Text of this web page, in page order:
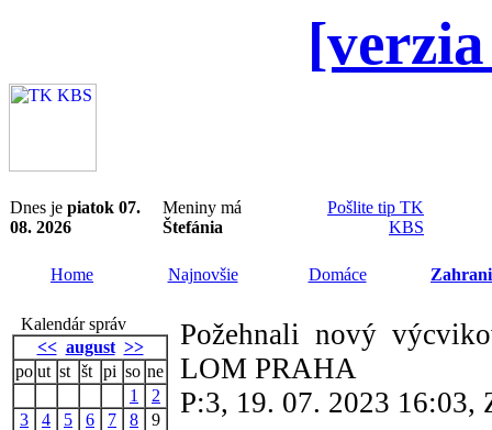
Dnes je piatok 07.
08. 2026
Meniny má
Štefánia
Pošlite tip TK
KBS
Home Najnovšie Domáce
Kalendár správ
<< august >>
po ut st št pi so ne
1
2
3
4 5 6 7 8
9
Požehnali nový
LOM PRAHA
P:3, 19. 07. 2023 16:03,